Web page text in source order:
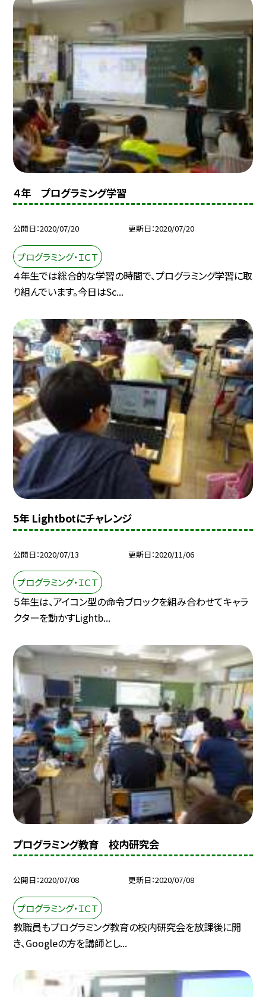
４年 プログラミング学習
公開日 2020/07/20 更新日 2020/07/20
プログラミング・ＩＣＴ
４年生では総合的な学習の時間で、プログラミング学習に取
り組んでいます。今日はSc...
5年 Lightbotにチャレンジ
公開日 2020/07/13 更新日 2020/11/06
プログラミング・ＩＣＴ
５年生は、アイコン型の命令ブロックを組み合わせてキャラ
クターを動かすLightb...
プログラミング教育 校内研究会
公開日 2020/07/08 更新日 2020/07/08
プログラミング・ＩＣＴ
教職員もプログラミング教育の校内研究会を放課後に開
き、Googleの方を講師とし...